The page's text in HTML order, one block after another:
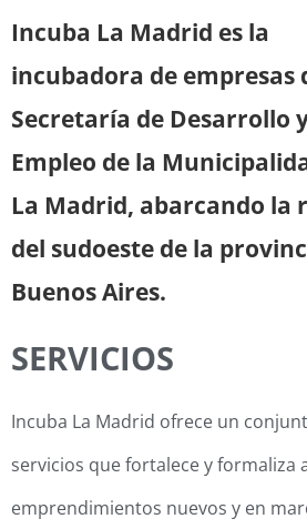
Incuba La Madrid es la
incubadora de empresas
Secretaría de Desarrollo
Empleo de la
La Madrid, abarcando la
del sudoeste de la
Buenos Aires.
SERVICIOS
Incuba La Madrid ofrece un
servicios que fortalece yformaliza
emprendimientos nuevos y en